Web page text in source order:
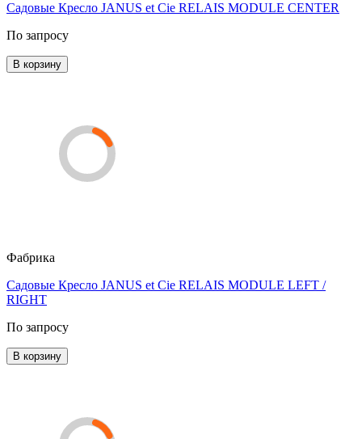
Садовые Кресло JANUS et Cie RELAIS MODULE CENTER
По запросу
В корзину
Фабрика
Садовые Кресло JANUS et Cie RELAIS MODULE LEFT /
RIGHT
По запросу
В корзину